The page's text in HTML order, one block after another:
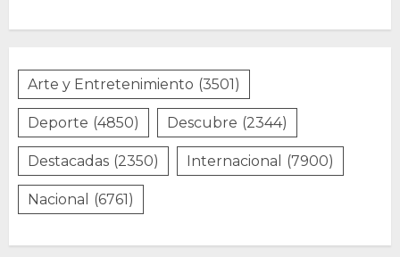
Arte y Entretenimiento (3501)
Deporte (4850) Descubre (2344)
Destacadas (2350) Internacional (7900)
Nacional (6761)